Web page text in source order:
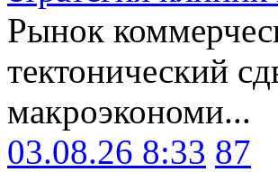
Рынок
тектонический
макроэкономи...
03.08.26 8:33 87